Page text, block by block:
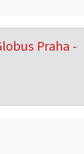
Praha -